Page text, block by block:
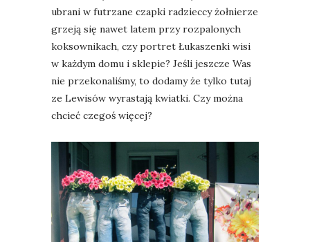
ubrani w futrzane czapki radzieccy żołnierze
grzeją się nawet latem przy rozpalonych
koksownikach, czy portret Łukaszenki wisi
w każdym domu i sklepie? Jeśli jeszcze Was
nie przekonaliśmy, to dodamy że tylko tutaj
ze Lewisów wyrastają kwiatki. Czy można
chcieć czegoś więcej?